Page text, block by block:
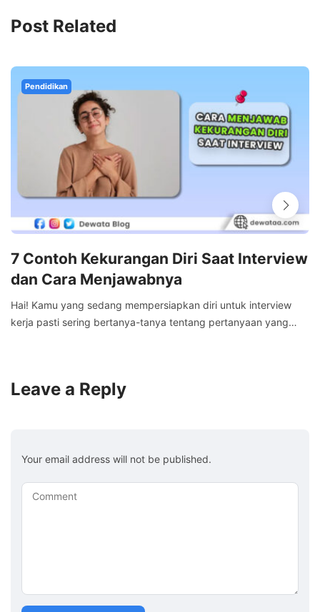
Post Related
Pendidikan
7 Contoh Kekurangan Diri Saat Interview
dan Cara Menjawabnya
Hai! Kamu yang sedang mempersiapkan diri untuk interview
kerja pasti sering bertanya-tanya tentang pertanyaan yang…
Leave a Reply
Your email address will not be published.
Comment